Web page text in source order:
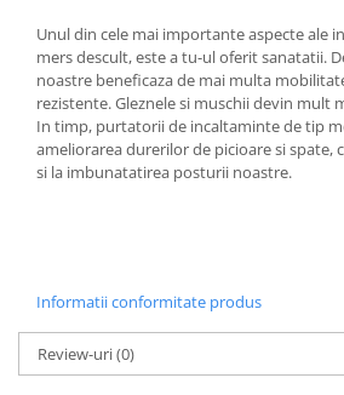
Unul din cele mai importante aspecte ale
mers descult, este a tu-ul oferit sanatatii.
noastre beneficaza de mai multa
rezistente. Gleznele si muschii devin mult
In timp, purtatorii de incaltaminte de tip
ameliorarea durerilor de picioare si spate,
si la imbunatatirea posturii noastre.
Informatii conformitate produs
Review-uri(0)